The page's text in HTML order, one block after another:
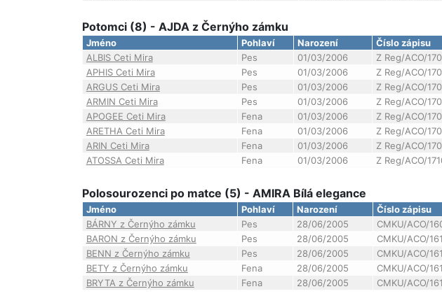
Potomci (8) - AJDA z Černýho zámku
Jméno Pohlaví Narození Číslo zápisu
ALBIS Ceti Mira
Pes 01/03/2006 Z Reg/ACO/
APHIS Ceti Mira
Pes 01/03/2006 Z Reg/ACO/
ARGUS Ceti Mira
Pes 01/03/2006 Z Reg/ACO/
ARMIN Ceti Mira
Pes 01/03/2006 Z Reg/ACO/
APOGEE Ceti Mira
Fena 01/03/2006 Z Reg/ACO/
ARETHA Ceti Mira
Fena 01/03/2006 Z Reg/ACO/
ARIN Ceti Mira
Fena 01/03/2006 Z Reg/ACO/
ATOSSA Ceti Mira
Fena 01/03/2006 Z Reg/ACO/
Polosourozenci po matce (5) - AMIRA Bílá elegance
Jméno Pohlaví Narození Číslo zápisu
BÁRNY z Černýho zámku
Pes 28/06/2005 CMKU/ACO/
BARON z Černýho zámku
Pes 28/06/2005 CMKU/ACO/
BENN z Černýho zámku
Pes 28/06/2005 CMKU/ACO/
BETY z Černýho zámku
Fena 28/06/2005 CMKU/ACO/
BRYTA z Černýho zámku
Fena 28/06/2005 CMKU/ACO/